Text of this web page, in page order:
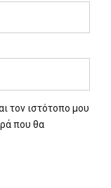
τον ιστότοπο μου
που θα